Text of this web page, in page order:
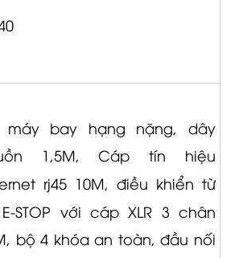
máy bay hạng nặng, dây
1,5M,Cáp tín hiệu
rj45 10M, điều khiển từ
STOP với cápXLR 3 chân
bộ 4 khóa an toàn, đầu nối